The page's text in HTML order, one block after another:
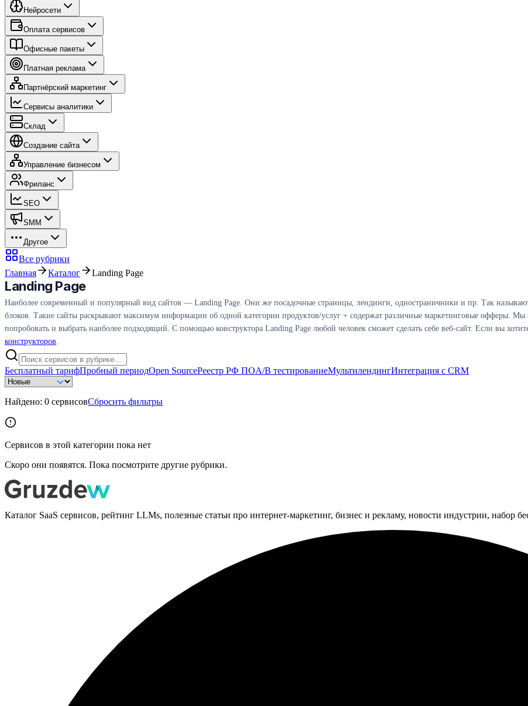
Нейросети
Оплата сервисов
Офисные пакеты
Платная реклама
Партнёрский маркетинг
Сервисы аналитики
Склад
Создание сайта
Управление бизнесом
Фриланс
SEO
SMM
Другое
Все рубрики
Главная
Каталог Landing Page
Landing Page
Наиболее современный и популярный вид сайтов — Landing Page. Они же посадочные страницы, лендинги, одностраничники и пр. Так
блоков. Такие сайты раскрывают максимум информации об одной категории продуктов/услуг + содержат различные маркетинговые офферы.
попробовать и выбрать наиболее подходящий. С помощью конструктора Landing Page любой человек сможет сделать себе веб-сайт. Если вы
конструкторов.
Бесплатный тарифПробный периодOpen SourceРеестр РФ ПОA/B тестированиеМультилендингИнтеграция с CRM
Найдено: 0 сервисовСбросить фильтры
Сервисов в этой категории пока нет
Скоро они появятся. Пока посмотрите другие рубрики.
Каталог SaaS сервисов, рейтинг LLMs, полезные статьи про интернет-маркетинг, бизнес и рекламу, новости индустрии, набор